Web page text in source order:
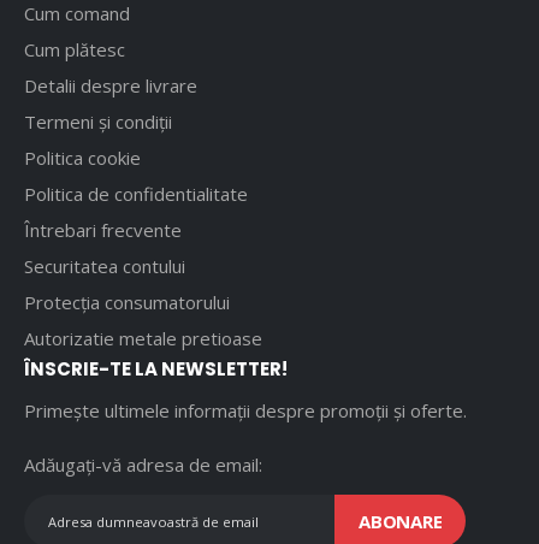
Cum comand
Cum plătesc
Detalii despre livrare
Termeni și condiții
Politica cookie
Politica de confidentialitate
Întrebari frecvente
Securitatea contului
Protecția consumatorului
Autorizatie metale pretioase
ÎNSCRIE-TE LA NEWSLETTER!
Primește ultimele informații despre promoții și oferte.
Adăugați-vă adresa de email:
ABONARE